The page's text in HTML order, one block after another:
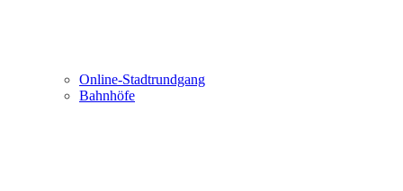
Online-Stadtrundgang
Bahnhöfe